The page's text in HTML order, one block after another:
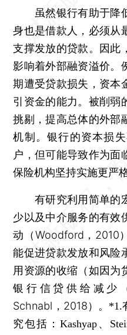
虽然银行有助于降
身也是借款人，必须从
支撑发放的贷款。因此
影响着外部融资溢价。
期遭受贷款损失，资本
引资金的能力。被削弱
挑剔，提高总体的外部
机制。银行的资本损
户，但可能导致作为面
保险机构坚持实施更严
有研究利用简单的
少以及中介服务的有效
动（Woodford，2010
能促进贷款发放和风险
用资源的收缩（如因为
银行信贷供给减少
Schnabl，2018）。 *1.
究包括：Kashyap、